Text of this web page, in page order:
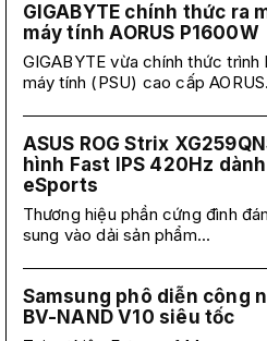
GIGABYTE chính thức ra
máy tính AORUS P1600W
GIGABYTE vừa chính thức trình
máy tính (PSU) cao cấp
ASUS ROG Strix
hình Fast IPS 420Hz
eSports
Thương hiệu phần cứng đình
sung vào dải sản phẩm...
Samsung phô diễn công
BV-NAND V10 siêu tốc